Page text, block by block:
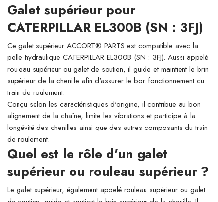
Galet supérieur pour
CATERPILLAR EL300B (SN : 3FJ)
Ce galet supérieur ACCORT® PARTS est compatible avec la
pelle hydraulique CATERPILLAR EL300B (SN : 3FJ). Aussi appelé
rouleau supérieur ou galet de soutien, il guide et maintient le brin
supérieur de la chenille afin d'assurer le bon fonctionnement du
train de roulement.
Conçu selon les caractéristiques d'origine, il contribue au bon
alignement de la chaîne, limite les vibrations et participe à la
longévité des chenilles ainsi que des autres composants du train
de roulement.
Quel est le rôle d'un galet
supérieur ou rouleau supérieur ?
Le galet supérieur, également appelé rouleau supérieur ou galet